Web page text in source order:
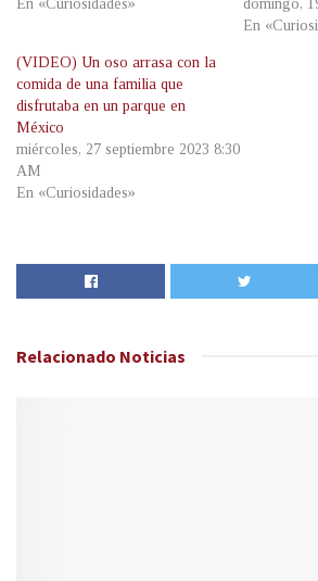
En «Curiosidades»
domingo,
En
(VIDEO) Un oso arrasa con la
comida de una familia que
disfrutaba en un parque en
México
miércoles, 27 septiembre 2023 8:30
AM
En «Curiosidades»
Relacionado Noticias